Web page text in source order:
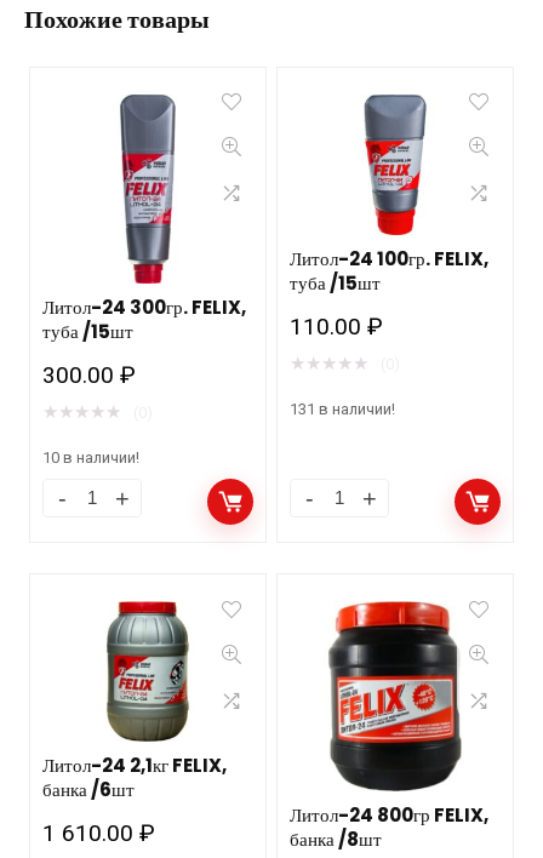
Похожие товары
Литол-24 300гр. FELIX,
туба /15шт
300.00₽
★ ★ ★ ★ ★
10 в наличии!
Литол-24 100гр. FELIX,
туба /15шт
110.00₽
★ ★ ★ ★ ★
131 в наличии!
Литол-24 2,1кг FELIX,
банка /6шт
1 610.00₽
Литол-24 800гр FELIX,
банка /8шт